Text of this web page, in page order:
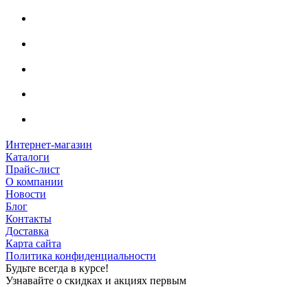
Интернет-магазин
Каталоги
Прайс-лист
О компании
Новости
Блог
Контакты
Доставка
Карта сайта
Политика конфиденциальности
Будьте всегда в курсе!
Узнавайте о скидках и акциях первым